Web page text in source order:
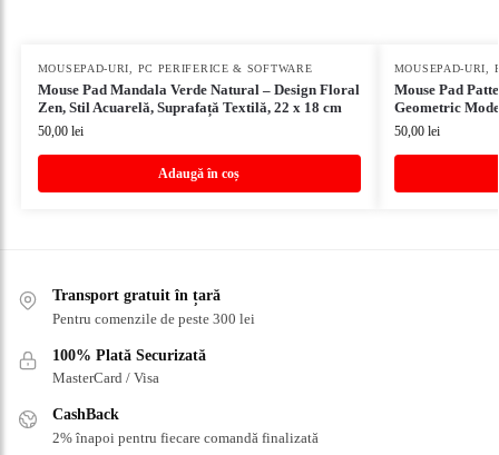
MOUSEPAD-URI, PC PERIFERICE & SOFTWARE
Mouse Pad Mandala Verde Natural – Design Floral
Zen, Stil Acuarelă, Suprafață Textilă, 22 x 18 cm
50,00 lei
Adaugă în coș
MOUSEPAD-URI,
Mouse Pad
Geometric
50,00 lei
Transport gratuit în țară
Pentru comenzile de peste 300 lei
100% Plată Securizată
MasterCard / Visa
CashBack
2% înapoi pentru fiecare comandă finalizată